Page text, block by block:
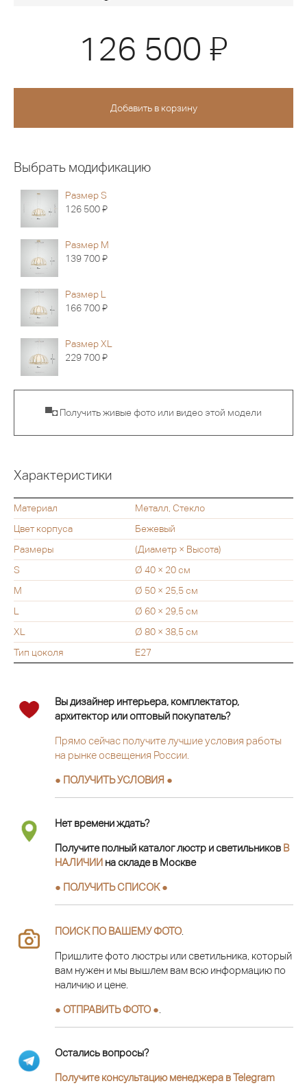
126 500 Я
Выбрать модификацию
Размер S
126 500Я
Размер M
139 700Я
Размер L
166 700Я
Размер XL
229 700Я
▀◘ Получить живые фото или видео этой модели
Характеристики
Материал
Металл, Стекло
Цвет корпуса
Бежевый
Размеры
(Диаметр × Высота)
S
Ø 40 × 20 см
M
Ø 50 × 25,5 см
L
Ø 60 × 29,5 см
XL
Ø 80 × 38,5 см
Тип цоколя
Е27
Вы дизайнер интерьера, комплектатор,
архитектор или оптовый покупатель?
Прямо сейчас получите лучшие условия работы
на рынке освещения России.
● ПОЛУЧИТЬ УСЛОВИЯ ●
Нет времени ждать?
Получите полный каталог люстр и светильников В
НАЛИЧИИ на складе в Москве
● ПОЛУЧИТЬ СПИСОК ●
ПОИСК ПО ВАШЕМУ ФОТО
Пришлите фото люстры или светильника, который
вам нужен и мы вышлем вам всю информацию по
наличию и цене.
● ОТПРАВИТЬ ФОТО ●
Остались вопросы?
Получите консультацию менеджера в Telegram